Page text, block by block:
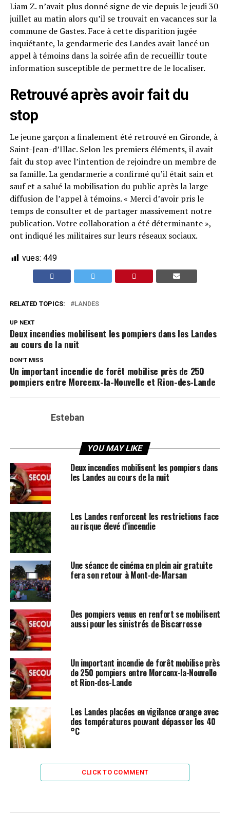
Liam Z. n’avait plus donné signe de vie depuis le jeudi 30
juillet au matin alors qu’il se trouvait en vacances sur la
commune de Gastes. Face à cette disparition jugée
inquiétante, la gendarmerie des Landes avait lancé un
appel à témoins dans la soirée afin de recueillir toute
information susceptible de permettre de le localiser.
Retrouvé après avoir fait du
stop
Le jeune garçon a finalement été retrouvé en Gironde, à
Saint-Jean-d’Illac. Selon les premiers éléments, il avait
fait du stop avec l’intention de rejoindre un membre de
sa famille. La gendarmerie a confirmé qu’il était sain et
sauf et a salué la mobilisation du public après la large
diffusion de l’appel à témoins. « Merci d’avoir pris le
temps de consulter et de partager massivement notre
publication. Votre collaboration a été déterminante »,
ont indiqué les militaires sur leurs réseaux sociaux.
vues: 449
RELATED TOPICS: LANDES
UP NEXT
Deux incendies mobilisent les pompiers dans les Landes
au cours de la nuit
DON'T MISS
Un important incendie de forêt mobilise près de 250
pompiers entre Morcenx-la-Nouvelle et Rion-des-Lande
Esteban
YOU MAY LIKE
Deux incendies mobilisent les pompiers dans
les Landes au cours de la nuit
Les Landes renforcent les restrictions face
au risque élevé d’incendie
Une séance de cinéma en plein air gratuite
fera son retour à Mont-de-Marsan
Des pompiers venus en renfort se mobilisent
aussi pour les sinistrés de Biscarrosse
Un important incendie de forêt mobilise près
de 250 pompiers entre Morcenx-la-Nouvelle
et Rion-des-Lande
Les Landes placées en vigilance orange avec
des températures pouvant dépasser les 40
°C
CLICK TO COMMENT